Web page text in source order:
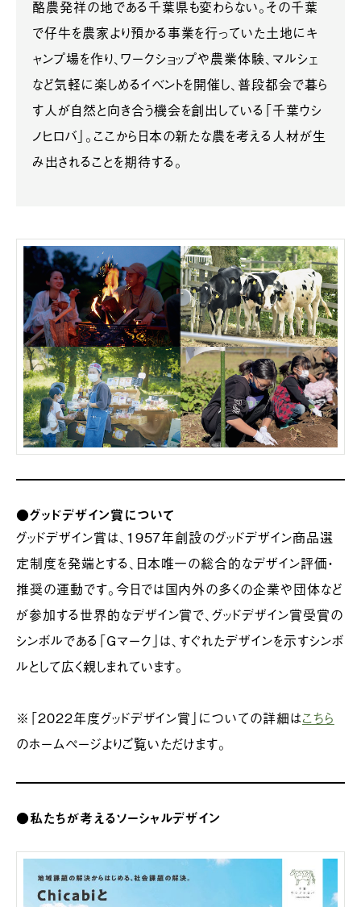
酪農発祥の地である千葉県も変わらない。その千葉
で仔牛を農家より預かる事業を行っていた土地にキ
ャンプ場を作り、ワークショップや農業体験、マルシェ
など気軽に楽しめるイベントを開催し、普段都会で暮ら
す人が自然と向き合う機会を創出している「千葉ウシ
ノヒロバ」。ここから日本の新たな農を考える人材が生
み出されることを期待する。
●グッドデザイン賞について
グッドデザイン賞は、1957年創設のグッドデザイン商品選
定制度を発端とする、日本唯一の総合的なデザイン評価・
推奨の運動です。今日では国内外の多くの企業や団体など
が参加する世界的なデザイン賞で、グッドデザイン賞受賞の
シンボルである「Gマーク」は、すぐれたデザインを示すシンボ
ルとして広く親しまれています。
※「2022年度グッドデザイン賞」についての詳細はこちら
のホームページよりご覧いただけます。
●私たちが考えるソーシャルデザイン